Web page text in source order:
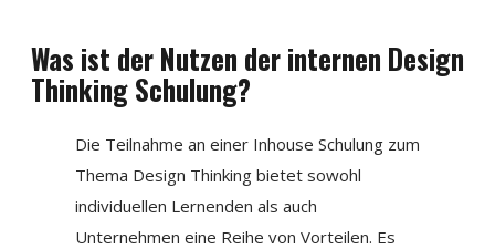
Was ist der Nutzen der internen Design
Thinking Schulung?
Die Teilnahme an einer Inhouse Schulung zum
Thema Design Thinking bietet sowohl
individuellen Lernenden als auch
Unternehmen eine Reihe von Vorteilen. Es